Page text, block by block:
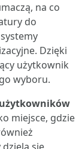
na co
do
Dzięki
użytkownik
wyboru.
użytkowników
miejsce, gdzie